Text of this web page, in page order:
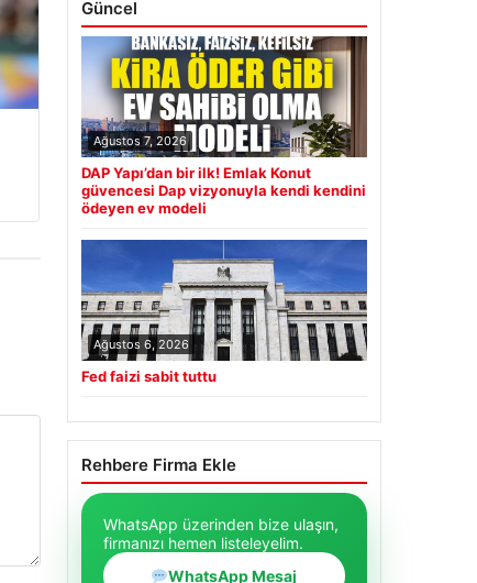
Güncel
Ağustos 7, 2026
DAP Yapı’dan bir ilk! Emlak Konut
güvencesi Dap vizyonuyla kendi kendini
ödeyen ev modeli
Ağustos 6, 2026
Fed faizi sabit tuttu
Rehbere Firma Ekle
WhatsApp üzerinden bize ulaşın,
firmanızı hemen listeleyelim.
WhatsApp Mesaj